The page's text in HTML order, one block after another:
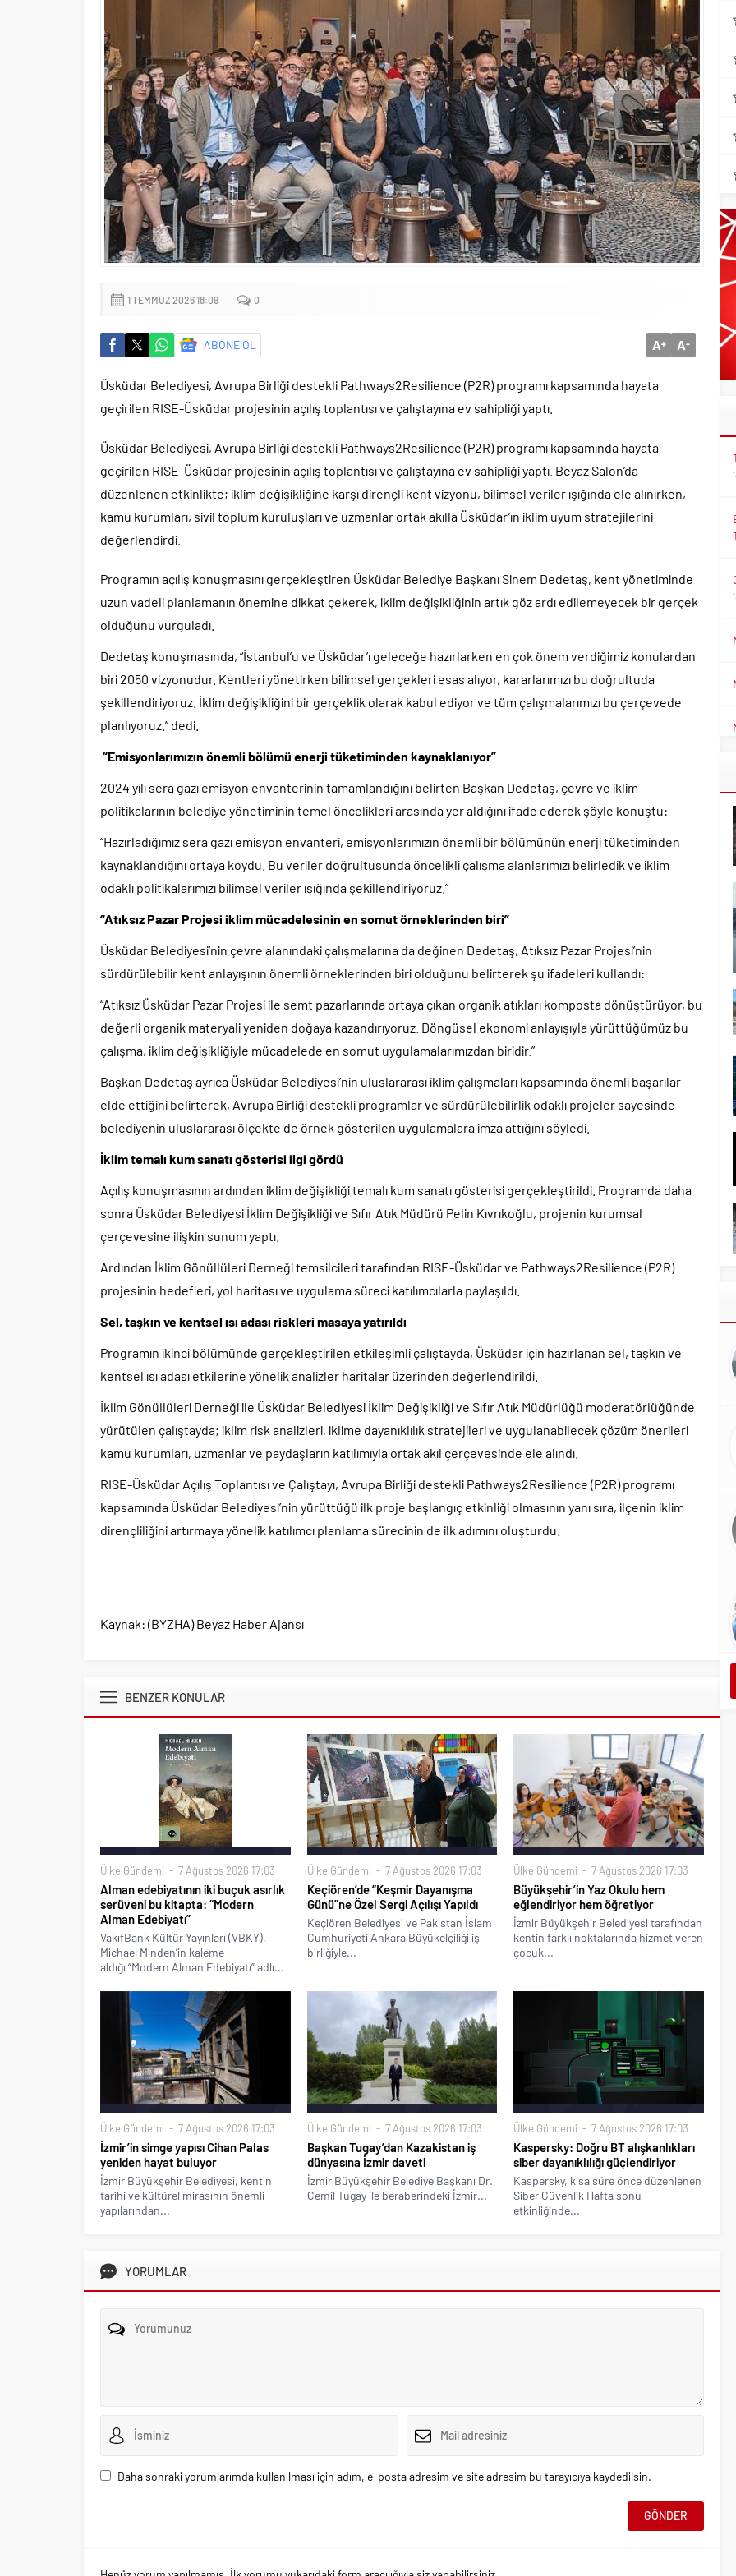
1 TEMMUZ 2026 18:09 0
ABONE OL A+ A-
Üsküdar Belediyesi, Avrupa Birliği destekli Pathways2Resilience (P2R) programı kapsamında hayata
geçirilen RISE-Üsküdar projesinin açılış toplantısı ve çalıştayına ev sahipliği yaptı.
Üsküdar Belediyesi, Avrupa Birliği destekli Pathways2Resilience (P2R) programı kapsamında hayata
geçirilen RISE-Üsküdar projesinin açılış toplantısı ve çalıştayına ev sahipliği yaptı. Beyaz Salon’da
düzenlenen etkinlikte; iklim değişikliğine karşı dirençli kent vizyonu, bilimsel veriler ışığında ele alınırken,
kamu kurumları, sivil toplum kuruluşları ve uzmanlar ortak akılla Üsküdar’ın iklim uyum stratejilerini
değerlendirdi.
Programın açılış konuşmasını gerçekleştiren Üsküdar Belediye Başkanı Sinem Dedetaş, kent yönetiminde
uzun vadeli planlamanın önemine dikkat çekerek, iklim değişikliğinin artık göz ardı edilemeyecek bir gerçek
olduğunu vurguladı.
Dedetaş konuşmasında, “İstanbul’u ve Üsküdar’ı geleceğe hazırlarken en çok önem verdiğimiz konulardan
biri 2050 vizyonudur. Kentleri yönetirken bilimsel gerçekleri esas alıyor, kararlarımızı bu doğrultuda
şekillendiriyoruz. İklim değişikliğini bir gerçeklik olarak kabul ediyor ve tüm çalışmalarımızı bu çerçevede
planlıyoruz.” dedi.
“Emisyonlarımızın önemli bölümü enerji tüketiminden kaynaklanıyor”
2024 yılı sera gazı emisyon envanterinin tamamlandığını belirten Başkan Dedetaş, çevre ve iklim
politikalarının belediye yönetiminin temel öncelikleri arasında yer aldığını ifade ederek şöyle konuştu:
“Hazırladığımız sera gazı emisyon envanteri, emisyonlarımızın önemli bir bölümünün enerji tüketiminden
kaynaklandığını ortaya koydu. Bu veriler doğrultusunda öncelikli çalışma alanlarımızı belirledik ve iklim
odaklı politikalarımızı bilimsel veriler ışığında şekillendiriyoruz.”
“Atıksız Pazar Projesi iklim mücadelesinin en somut örneklerinden biri”
Üsküdar Belediyesi’nin çevre alanındaki çalışmalarına da değinen Dedetaş, Atıksız Pazar Projesi’nin
sürdürülebilir kent anlayışının önemli örneklerinden biri olduğunu belirterek şu ifadeleri kullandı:
“Atıksız Üsküdar Pazar Projesi ile semt pazarlarında ortaya çıkan organik atıkları komposta dönüştürüyor, bu
değerli organik materyali yeniden doğaya kazandırıyoruz. Döngüsel ekonomi anlayışıyla yürüttüğümüz bu
çalışma, iklim değişikliğiyle mücadelede en somut uygulamalarımızdan biridir.”
Başkan Dedetaş ayrıca Üsküdar Belediyesi’nin uluslararası iklim çalışmaları kapsamında önemli başarılar
elde ettiğini belirterek, Avrupa Birliği destekli programlar ve sürdürülebilirlik odaklı projeler sayesinde
belediyenin uluslararası ölçekte de örnek gösterilen uygulamalara imza attığını söyledi.
İklim temalı kum sanatı gösterisi ilgi gördü
Açılış konuşmasının ardından iklim değişikliği temalı kum sanatı gösterisi gerçekleştirildi. Programda daha
sonra Üsküdar Belediyesi İklim Değişikliği ve Sıfır Atık Müdürü Pelin Kıvrıkoğlu, projenin kurumsal
çerçevesine ilişkin sunum yaptı.
Ardından İklim Gönüllüleri Derneği temsilcileri tarafından RISE-Üsküdar ve Pathways2Resilience (P2R)
projesinin hedefleri, yol haritası ve uygulama süreci katılımcılarla paylaşıldı.
Sel, taşkın ve kentsel ısı adası riskleri masaya yatırıldı
Programın ikinci bölümünde gerçekleştirilen etkileşimli çalıştayda, Üsküdar için hazırlanan sel, taşkın ve
kentsel ısı adası etkilerine yönelik analizler haritalar üzerinden değerlendirildi.
İklim Gönüllüleri Derneği ile Üsküdar Belediyesi İklim Değişikliği ve Sıfır Atık Müdürlüğü moderatörlüğünde
yürütülen çalıştayda; iklim risk analizleri, iklime dayanıklılık stratejileri ve uygulanabilecek çözüm önerileri
kamu kurumları, uzmanlar ve paydaşların katılımıyla ortak akıl çerçevesinde ele alındı.
RISE-Üsküdar Açılış Toplantısı ve Çalıştayı, Avrupa Birliği destekli Pathways2Resilience (P2R) programı
kapsamında Üsküdar Belediyesi’nin yürüttüğü ilk proje başlangıç etkinliği olmasının yanı sıra, ilçenin iklim
dirençliliğini artırmaya yönelik katılımcı planlama sürecinin de ilk adımını oluşturdu.
Kaynak: (BYZHA) Beyaz Haber Ajansı
BENZER KONULAR
Ülke Gündemi 7 Ağustos 2026 17:03
Alman edebiyatının iki buçuk asırlık
serüveni bu kitapta: “Modern
Alman Edebiyatı”
VakıfBank Kültür Yayınları (VBKY),
Michael Minden’in kaleme
aldığı “Modern Alman Edebiyatı” adlı...
Ülke Gündemi 7 Ağustos 2026 17:03
Keçiören’de “Keşmir Dayanışma
Günü”ne Özel Sergi Açılışı Yapıldı
Keçiören Belediyesi ve Pakistan İslam
Cumhuriyeti Ankara Büyükelçiliği iş
birliğiyle...
Ülke Gündemi 7 Ağustos 2026 17:03
Büyükşehir’in Yaz Okulu hem
eğlendiriyor hem öğretiyor
İzmir Büyükşehir Belediyesi tarafından
kentin farklı noktalarında hizmet veren
çocuk...
Ülke Gündemi 7 Ağustos 2026 17:03
İzmir’in simge yapısı Cihan Palas
yeniden hayat buluyor
İzmir Büyükşehir Belediyesi, kentin
tarihi ve kültürel mirasının önemli
yapılarından...
Ülke Gündemi 7 Ağustos 2026 17:03
Başkan Tugay’dan Kazakistan iş
dünyasına İzmir daveti
İzmir Büyükşehir Belediye Başkanı Dr.
Cemil Tugay ile beraberindeki İzmir...
Ülke Gündemi 7 Ağustos 2026 17:03
Kaspersky: Doğru BT alışkanlıkları
siber dayanıklılığı güçlendiriyor
Kaspersky, kısa süre önce düzenlenen
Siber Güvenlik Hafta sonu
etkinliğinde...
YORUMLAR
Daha sonraki yorumlarımda kullanılması için adım, e-posta adresim ve site adresim bu tarayıcıya kaydedilsin.